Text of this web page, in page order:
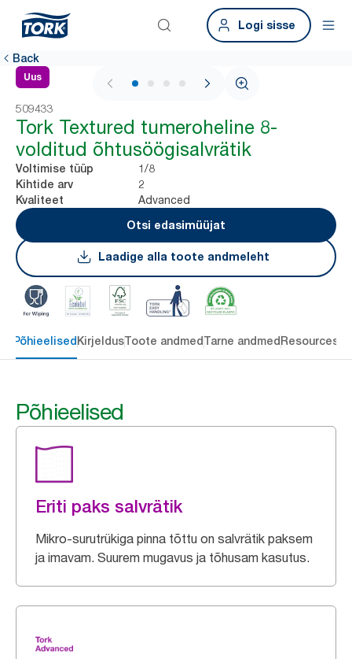
Logi sisse
Back
Uus
1 / 4
509433
Tork Textured tumeroheline 8-
volditud õhtusöögisalvrätik
Voltimise tüüp 1/8
Kihtide arv 2
Kvaliteet
Advanced
Otsi edasimüüjat
Laadige alla toote andmeleht
Põhieelised KirjeldusToote andmedTarne andmed Resources
Põhieelised
Eriti paks salvrätik
Mikro-surutrükiga pinna tõttu on salvrätik paksem
ja imavam. Suurem mugavus ja tõhusam kasutus.